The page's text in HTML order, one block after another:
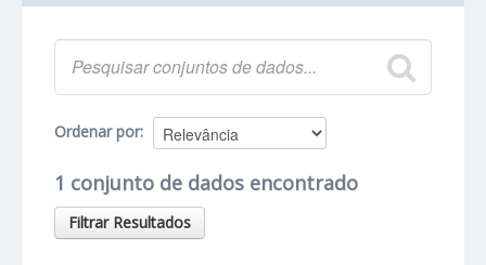
Ordenar por
1 conjunto de dados encontrado
Filtrar Resultados